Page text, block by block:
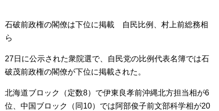
石破前政権の閣僚は下位に掲載 自民比例、村上前総務相
ら
27日に公示された衆院選で、自民党の比例代表名簿では石
破茂前政権の閣僚が下位に掲載された。
北海道ブロック（定数8）で伊東良孝前沖縄北方担当相が6
位、中国ブロック（同10）では阿部俊子前文部科学相が20